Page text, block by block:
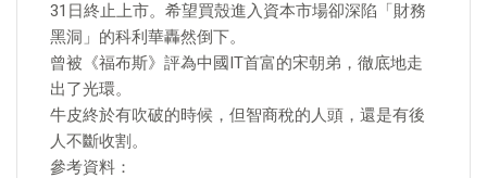
31日終止上市。希望買殼進入資本市場卻深陷「財務
黑洞」的科利華轟然倒下。
曾被《福布斯》評為中國IT首富的宋朝弟，徹底地走
出了光環。
牛皮終於有吹破的時候，但智商稅的人頭，還是有後
人不斷收割。
參考資料：